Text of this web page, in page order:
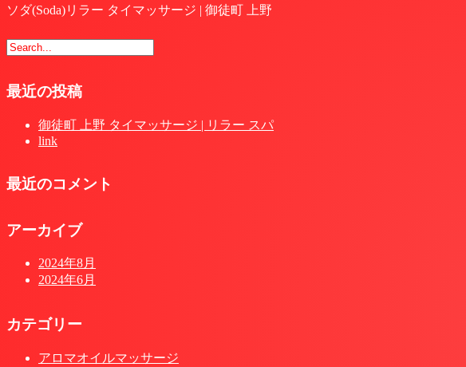
ソダ(Soda)リラー タイマッサージ | 御徒町 上野
最近の投稿
御徒町 上野 タイマッサージ | リラー スパ
link
最近のコメント
アーカイブ
2024年8月
2024年6月
カテゴリー
アロマオイルマッサージ